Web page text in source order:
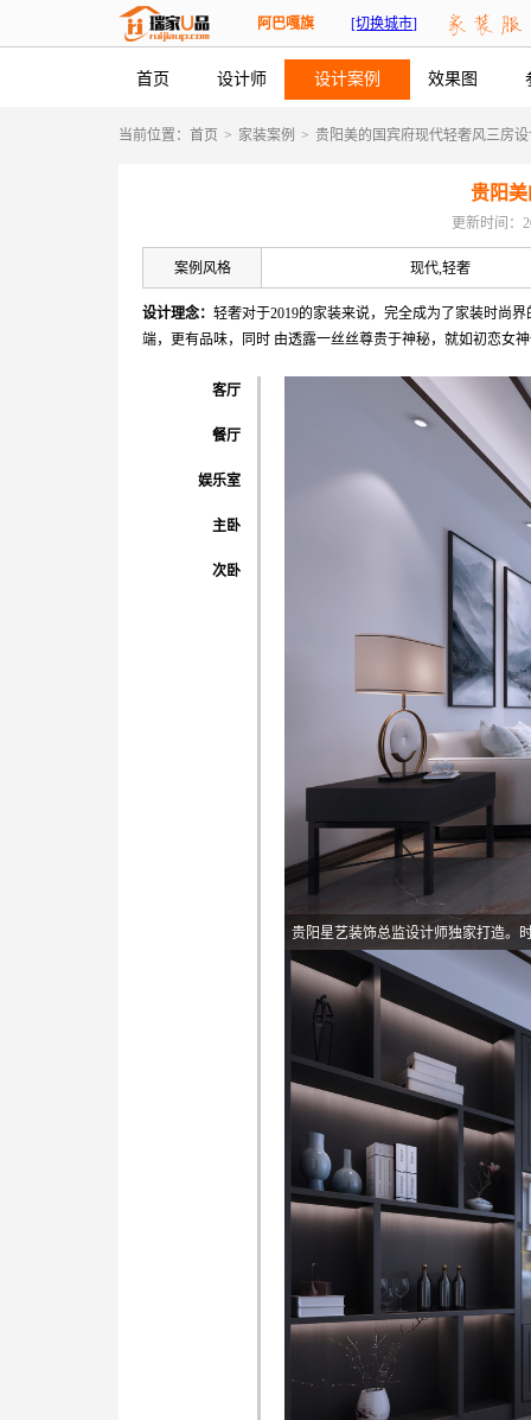
阿巴嘎旗 [切换城市]
首页 设计师 设计案例 效果图
当前位置： 首页 > 家装案例 > 贵阳美的国宾府现代轻奢风三房
贵阳
更新时间：
案例风格 现代,轻奢
设计理念： 轻奢对于2019的家装来说，完全成为了家装时尚
端，更有品味，同时 由透露一丝丝尊贵于神秘，就如初恋女
客厅
餐厅
娱乐室
主卧
次卧
贵阳星艺装饰总监设计师独家打造。